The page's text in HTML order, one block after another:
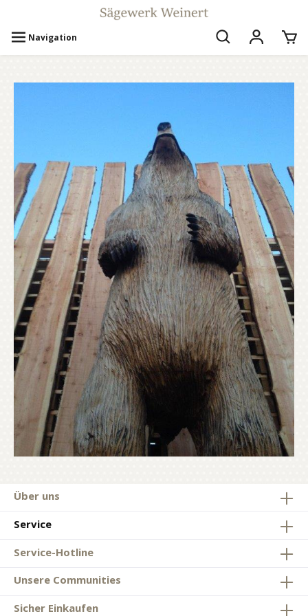
Navigation
Über uns
Service
Service-Hotline
Unsere Communities
Sicher Einkaufen